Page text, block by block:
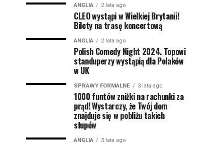
ANGLIA 2 lata ago
CLEO wystąpi w Wielkiej Brytanii!
Bilety na trasę koncertową
ANGLIA 2 lata ago
Polish Comedy Night 2024. Topowi
standuperzy wystąpią dla Polaków
w UK
SPRAWY FORMALNE 3 lata ago
1000 funtów zniżki na rachunki za
prąd! Wystarczy, że Twój dom
znajduje się w pobliżu takich
słupów
ANGLIA 3 lata ago